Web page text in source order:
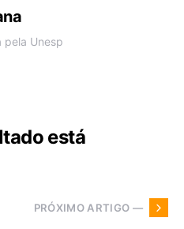
pela Unesp
está
PRÓXIMO ARTIGO —